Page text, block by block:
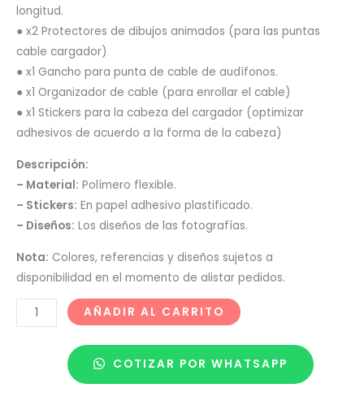
longitud.
● x2 Protectores de dibujos animados (para las puntas
cable cargador)
● x1 Gancho para punta de cable de audífonos.
● x1 Organizador de cable (para enrollar el cable)
● x1 Stickers para la cabeza del cargador (optimizar
adhesivos de acuerdo a la forma de la cabeza)
Descripción:
– Material: Polímero flexible.
– Stickers: En papel adhesivo plastificado.
– Diseños: Los diseños de las fotografías.
Nota: Colores, referencias y diseños sujetos a
disponibilidad en el momento de alistar pedidos.
AÑADIR AL CARRITO
COTIZAR POR WHATSAPP